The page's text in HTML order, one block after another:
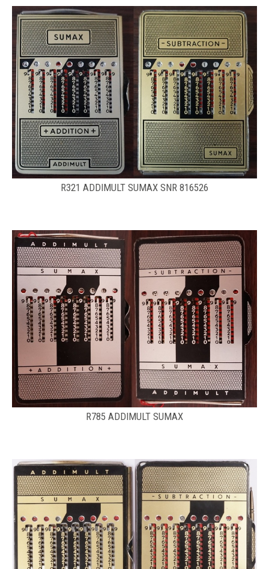
R321 ADDIMULT SUMAX SNR 816526
R785 ADDIMULT SUMAX